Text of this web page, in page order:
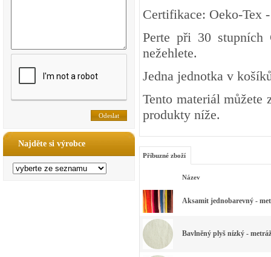
Najděte si výrobce
Certifikace: Oeko-Tex
Perte při 30 stupních
nežehlete.
Jedna jednotka v
Tento materiál
produkty níže.
Příbuzné zboží
Název
Aksamit jednobarevný -
Bavlněný plyš nízký -